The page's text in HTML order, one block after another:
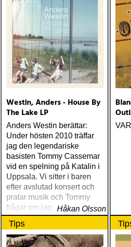
Westin, Anders - House By
The Lake LP
Anders Westin berättar:
Under hösten 2010 träffar
jag den legendariske
basisten Tommy Cassemar
vid en spelning på Katalin i
Uppsala. Vi sitter i baren
efter avslutad konsert och
pratar musik och Tommy
frågar om jag spelar något
instrument
Håkan Olsson
Tips